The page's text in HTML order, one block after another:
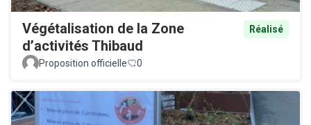
Végétalisation de la Zone
d’activités Thibaud
Réalisé
Proposition officielle 0